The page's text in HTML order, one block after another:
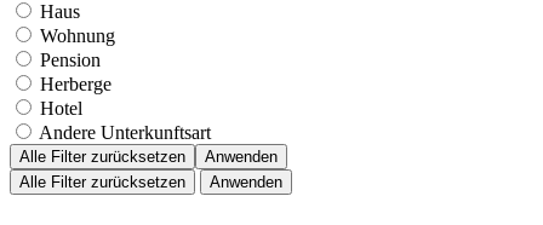
Haus
Wohnung
Pension
Herberge
Hotel
Andere Unterkunftsart
Alle Filter zurücksetzen
Anwenden
Alle Filter zurücksetzen
Anwenden